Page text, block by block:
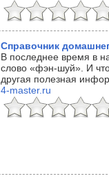
Справочник
В последнее время в
слово «фэн-шуй». И
другая полезная
4-master.ru